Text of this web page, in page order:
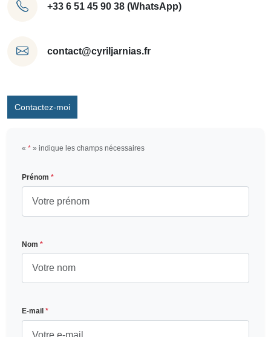
+33 6 51 45 90 38 (WhatsApp)
contact@cyriljarnias.fr
Contactez-moi
« * » indique les champs nécessaires
Prénom *
Nom *
E-mail *